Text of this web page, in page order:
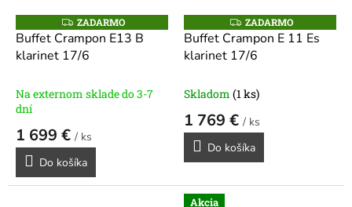
Z
A
D
A
ZADARMO
Buffet Crampon E13 B
klarinet 17/6
Na externom sklade do 3-7
dní
1 699 € / ks
Do košíka
Z
A
D
A
O
ZADARMO
Buffet Crampon E 11 Es
klarinet 17/6
Skladom (1 ks)
1 769 € / ks
Do košíka
Akcia